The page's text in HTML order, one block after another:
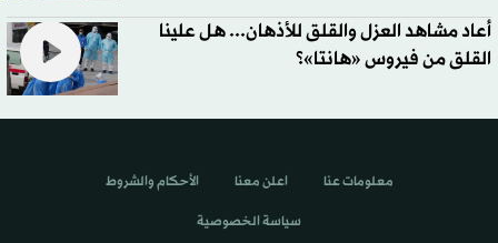
أعاد مشاهد العزل والقلق للأذهان... هل علينا
القلق من فيروس «هانتا»؟
معلومات عنا اعلن معنا الأحكام والشروط
سياسة الخصوصية